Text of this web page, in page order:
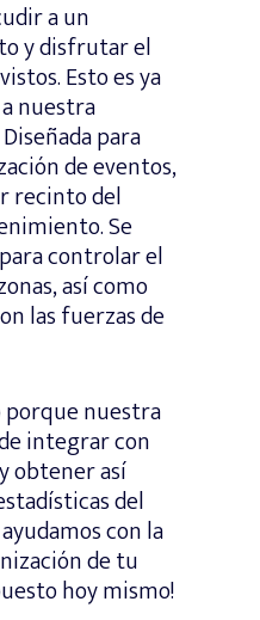
a un
y disfrutar el
Esto es ya
nuestra
para
de eventos,
recinto del
Se
controlar el
así como
las fuerzas de
porque nuestra
integrar con
obtener así
del
con la
de tu
hoy mismo!